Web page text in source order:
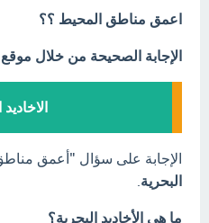
اعمق مناطق المحيط ؟؟
الإجابة الصحيحة من خلال موقع
الإجابة على سؤال "أعمق
البحرية
ما هي الأخاديد البحرية؟